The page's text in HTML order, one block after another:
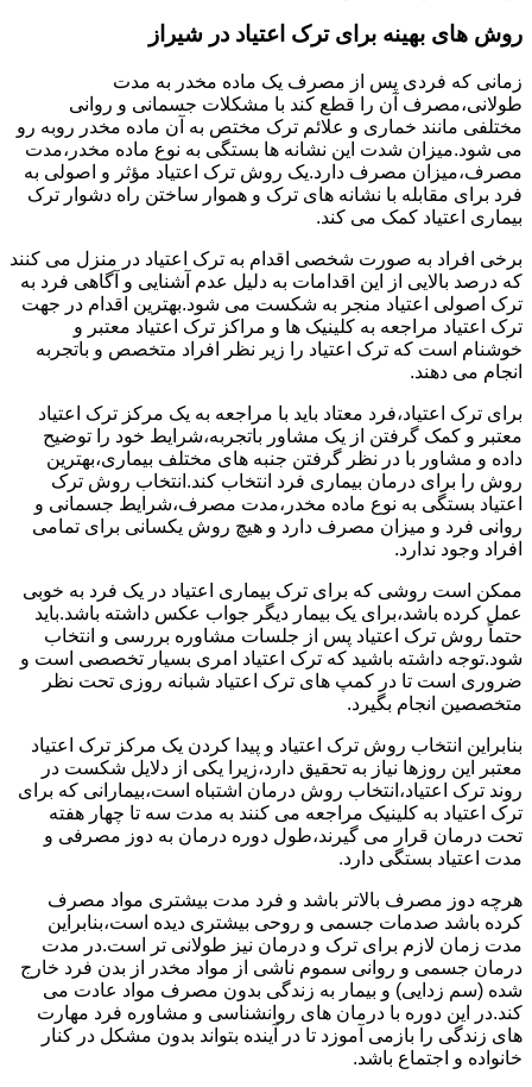
روش های بهینه برای ترک اعتیاد در شیراز
زمانی که فردی پس از مصرف یک ماده مخدر به مدت
طولانی،مصرف آن را قطع کند با مشکلات جسمانی و روانی
مختلفی مانند خماری و علائم ترک مختص به آن ماده مخدر روبه رو
می شود.میزان شدت این نشانه ها بستگی به نوع ماده مخدر،مدت
مصرف،میزان مصرف دارد.یک روش ترک اعتیاد مؤثر و اصولی به
فرد برای مقابله با نشانه های ترک و هموار ساختن راه دشوار ترک
بیماری اعتیاد کمک می کند.
برخی افراد به صورت شخصی اقدام به ترک اعتیاد در منزل می کنند
که درصد بالایی از این اقدامات به دلیل عدم آشنایی و آگاهی فرد به
ترک اصولی اعتیاد منجر به شکست می شود.بهترین اقدام در جهت
ترک اعتیاد مراجعه به کلینیک ها و مراکز ترک اعتیاد معتبر و
خوشنام است که ترک اعتیاد را زیر نظر افراد متخصص و باتجربه
انجام می دهند.
برای ترک اعتیاد،فرد معتاد باید با مراجعه به یک مرکز ترک اعتیاد
معتبر و کمک گرفتن از یک مشاور باتجربه،شرایط خود را توضیح
داده و مشاور با در نظر گرفتن جنبه های مختلف بیماری،بهترین
روش را برای درمان بیماری فرد انتخاب کند.انتخاب روش ترک
اعتیاد بستگی به نوع ماده مخدر،مدت مصرف،شرایط جسمانی و
روانی فرد و میزان مصرف دارد و هیچ روش یکسانی برای تمامی
افراد وجود ندارد.
ممکن است روشی که برای ترک بیماری اعتیاد در یک فرد به خوبی
عمل کرده باشد،برای یک بیمار دیگر جواب عکس داشته باشد.باید
حتماً روش ترک اعتیاد پس از جلسات مشاوره بررسی و انتخاب
شود.توجه داشته باشید که ترک اعتیاد امری بسیار تخصصی است و
ضروری است تا در کمپ های ترک اعتیاد شبانه روزی تحت نظر
متخصصین انجام بگیرد.
بنابراین انتخاب روش ترک اعتیاد و پیدا کردن یک مرکز ترک اعتیاد
معتبر این روزها نیاز به تحقیق دارد،زیرا یکی از دلایل شکست در
روند ترک اعتیاد،انتخاب روش درمان اشتباه است،بیمارانی که برای
ترک اعتیاد به کلینیک مراجعه می کنند به مدت سه تا چهار هفته
تحت درمان قرار می گیرند،طول دوره درمان به دوز مصرفی و
مدت اعتیاد بستگی دارد.
هرچه دوز مصرف بالاتر باشد و فرد مدت بیشتری مواد مصرف
کرده باشد صدمات جسمی و روحی بیشتری دیده است،بنابراین
مدت زمان لازم برای ترک و درمان نیز طولانی تر است.در مدت
درمان جسمی و روانی سموم ناشی از مواد مخدر از بدن فرد خارج
شده (سم زدایی) و بیمار به زندگی بدون مصرف مواد عادت می
کند.در این دوره با درمان های روانشناسی و مشاوره فرد مهارت
های زندگی را بازمی آموزد تا در آینده بتواند بدون مشکل در کنار
خانواده و اجتماع باشد.